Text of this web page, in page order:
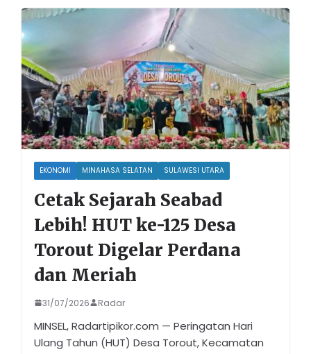
EKONOMI MINAHASA SELATAN SULAWESI UTARA
Cetak Sejarah Seabad
Lebih! HUT ke-125 Desa
Torout Digelar Perdana
dan Meriah
31/07/2026 Radar
MINSEL, Radartipikor.com — Peringatan Hari
Ulang Tahun (HUT) Desa Torout, Kecamatan